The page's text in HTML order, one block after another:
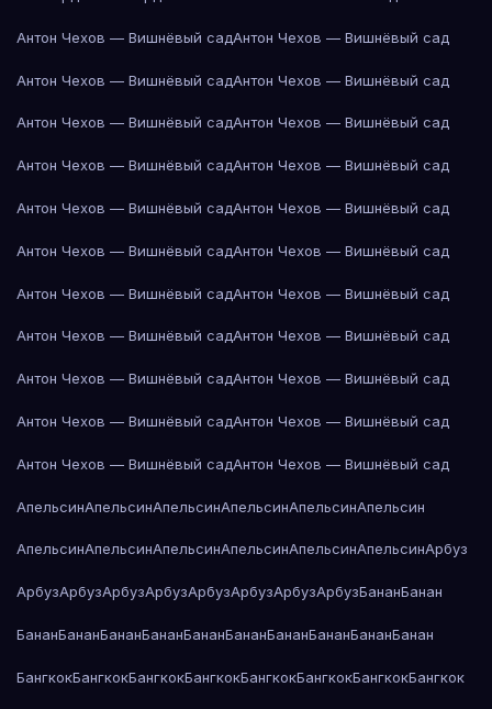
Антон Чехов — Вишнёвый садАнтон Чехов — Вишнёвый сад
Антон Чехов — Вишнёвый садАнтон Чехов — Вишнёвый сад
Антон Чехов — Вишнёвый садАнтон Чехов — Вишнёвый сад
Антон Чехов — Вишнёвый садАнтон Чехов — Вишнёвый сад
Антон Чехов — Вишнёвый садАнтон Чехов — Вишнёвый сад
Антон Чехов — Вишнёвый садАнтон Чехов — Вишнёвый сад
Антон Чехов — Вишнёвый садАнтон Чехов — Вишнёвый сад
Антон Чехов — Вишнёвый садАнтон Чехов — Вишнёвый сад
Антон Чехов — Вишнёвый садАнтон Чехов — Вишнёвый сад
Антон Чехов — Вишнёвый садАнтон Чехов — Вишнёвый сад
Антон Чехов — Вишнёвый садАнтон Чехов — Вишнёвый сад
АпельсинАпельсинАпельсинАпельсинАпельсинАпельсин
АпельсинАпельсинАпельсинАпельсинАпельсинАпельсинАрбуз
АрбузАрбузАрбузАрбузАрбузАрбузАрбузАрбузБананБанан
БананБананБананБананБананБананБананБананБананБанан
БангкокБангкокБангкокБангкокБангкокБангкокБангкокБангкок